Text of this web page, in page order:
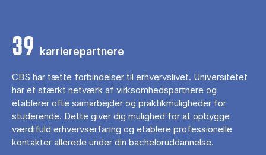
39 karrierepartnere
CBS har tætte forbindelser til erhvervslivet. Universitetet
har et stærkt netværk af virksomhedspartnere og
etablerer ofte samarbejder og praktikmuligheder for
studerende. Dette giver dig mulighed for at opbygge
værdifuld erhvervserfaring og etablere professionelle
kontakter allerede under din bacheloruddannelse.